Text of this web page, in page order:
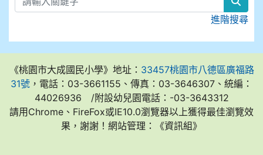
進階搜尋
《桃園市大成國民小學》地址： 33457桃園市八德區廣福路
31號 ，電話：03-3661155、傳真：03-3646307、統編：
44026936 /附設幼兒園電話：-03-3643312
請用Chrome、FireFox或IE10.0瀏覽器以上獲得最佳瀏覽效
果，謝謝！網站管理：《資訊組》